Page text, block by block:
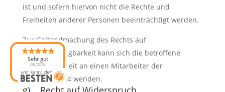
ist und sofern hiervon nicht die Rechte und
Freiheiten anderer Personen beeinträchtigt werden.
Zur Geltendmachung des Rechts auf
Datenübertragbarkeit kann sich die betroffene
Person jederzeit an einen Mitarbeiter der
myLagerbox24 wenden.
Sehr gut
08/2026